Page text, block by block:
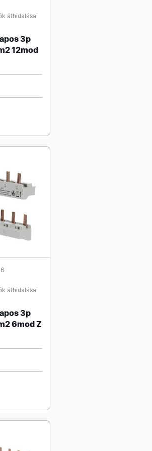
áthidalásai
3p
12mod
áthidalásai
3p
6mod Z